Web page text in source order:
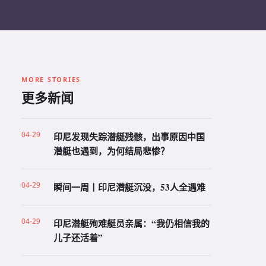
MORE STORIES
更多新闻
04-29
印尼发现失踪潜艇残骸，出事原因中国
潜艇也遇到，为何结局悲惨？
04-29 瞬间一周丨印尼潜艇沉没，53人全遇难
04-29
印尼潜艇殉难艇员亲属：“我仍相信我的
儿子还活着”